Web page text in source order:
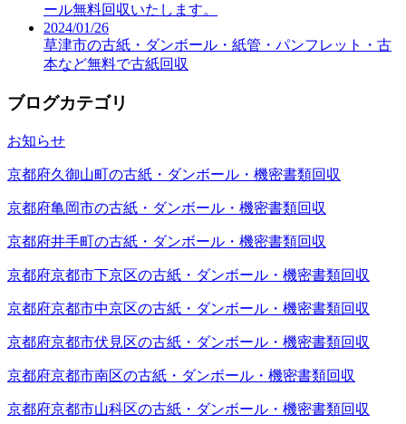
ール無料回収いたします。
2024/01/26
草津市の古紙・ダンボール・紙管・パンフレット・古
本など無料で古紙回収
ブログカテゴリ
お知らせ
京都府久御山町の古紙・ダンボール・機密書類回収
京都府亀岡市の古紙・ダンボール・機密書類回収
京都府井手町の古紙・ダンボール・機密書類回収
京都府京都市下京区の古紙・ダンボール・機密書類回収
京都府京都市中京区の古紙・ダンボール・機密書類回収
京都府京都市伏見区の古紙・ダンボール・機密書類回収
京都府京都市南区の古紙・ダンボール・機密書類回収
京都府京都市山科区の古紙・ダンボール・機密書類回収